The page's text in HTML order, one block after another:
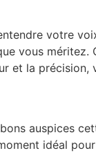
votre
vous
et la
auspices
idéal